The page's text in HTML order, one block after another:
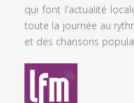
qui font l’actualité
toute la journée au
et des chansons